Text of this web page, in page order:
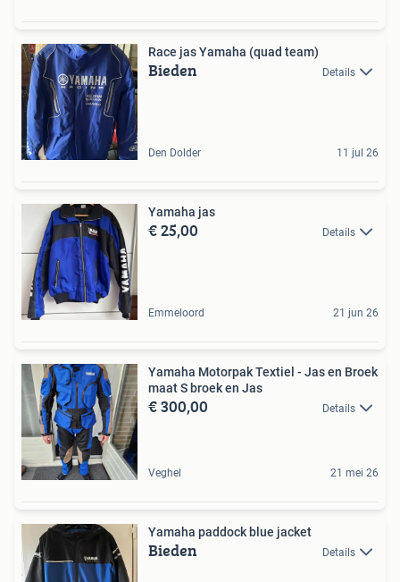
Race jas Yamaha (quad team)
Bieden Details
Den Dolder 11 jul 26
Yamaha jas
€ 25,00 Details
Emmeloord 21 jun 26
Yamaha Motorpak Textiel - Jas en Broek
maat S broek en Jas
€ 300,00 Details
Veghel 21 mei 26
Yamaha paddock blue jacket
Bieden Details